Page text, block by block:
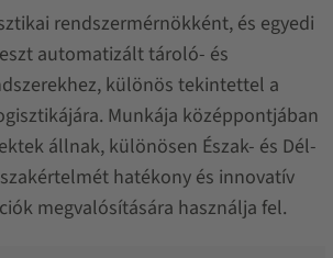
rendszermérnökként, és egyedi
automatizált tároló- és
különös tekintettel a
Munkája középpontjában
állnak, különösen Észak- és Dél-
hatékony és innovatív
megvalósítására használja fel.